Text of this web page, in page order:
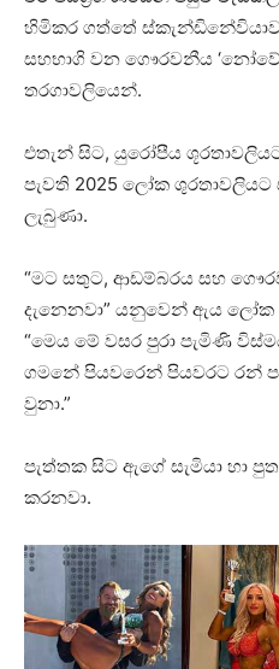
හිමිකර ගත්තේ ස්කැන්ඩිනේවියාව
සහභාගි වන ගෞරවනීය ‘නෝවේ
තරගාවලියෙන්.
එතැන් සිට, යුරෝපීය
පැවති 2025 ලෝක
ලැබුණා.
“මට සතුට, ආඩම්බරය සහ
දැනෙනවා” යනුවෙන් ඇය ලෝක
“මෙය මේ වසර පුරා පැමිණි
ගමනේ පියවරෙන් පියවරට රන්
වුනා.”
පැත්තක සිට ඇගේ සැමියා හා
කරනවා.